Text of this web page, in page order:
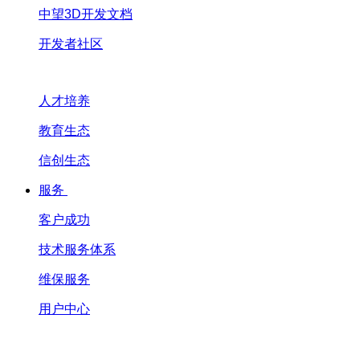
中望3D开发文档
开发者社区
人才培养
教育生态
信创生态
服务
客户成功
技术服务体系
维保服务
用户中心